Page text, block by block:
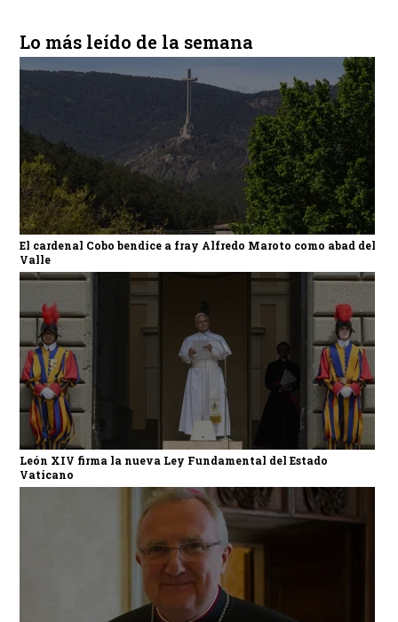
Lo más leído de la semana
El cardenal Cobo bendice a fray Alfredo Maroto como abad del
Valle
León XIV firma la nueva Ley Fundamental del Estado
Vaticano